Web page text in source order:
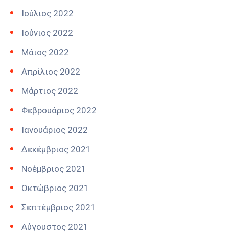
Ιούλιος 2022
Ιούνιος 2022
Μάιος 2022
Απρίλιος 2022
Μάρτιος 2022
Φεβρουάριος 2022
Ιανουάριος 2022
Δεκέμβριος 2021
Νοέμβριος 2021
Οκτώβριος 2021
Σεπτέμβριος 2021
Αύγουστος 2021